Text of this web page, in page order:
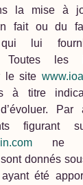
la mise à
fait ou du
qui lui
Toutes les
le site
à titre
Par
ne
donnés
été